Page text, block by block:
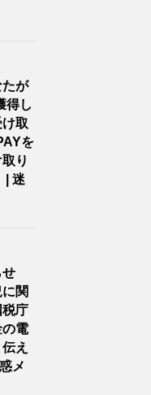
が
得し
取
を
り
| 迷
せ
関
庁
電
え
メ